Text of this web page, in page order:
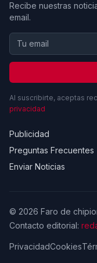
Recibe nuestras
email.
Al suscribirte, aceptas
privacidad
Publicidad
Preguntas Frecuentes
Enviar Noticias
© 2026 Faro de
Contacto editorial:
PrivacidadCookies